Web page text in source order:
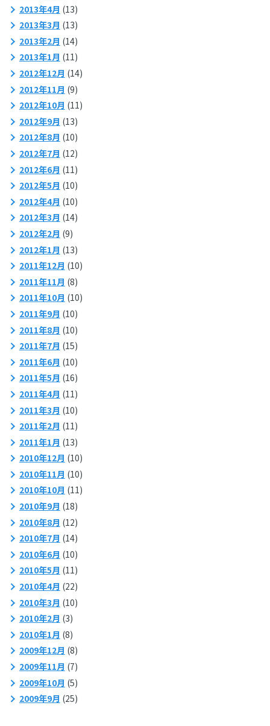
2013年4月 (13)
2013年3月 (13)
2013年2月 (14)
2013年1月 (11)
2012年12月 (14)
2012年11月 (9)
2012年10月 (11)
2012年9月 (13)
2012年8月 (10)
2012年7月 (12)
2012年6月 (11)
2012年5月 (10)
2012年4月 (10)
2012年3月 (14)
2012年2月 (9)
2012年1月 (13)
2011年12月 (10)
2011年11月 (8)
2011年10月 (10)
2011年9月 (10)
2011年8月 (10)
2011年7月 (15)
2011年6月 (10)
2011年5月 (16)
2011年4月 (11)
2011年3月 (10)
2011年2月 (11)
2011年1月 (13)
2010年12月 (10)
2010年11月 (10)
2010年10月 (11)
2010年9月 (18)
2010年8月 (12)
2010年7月 (14)
2010年6月 (10)
2010年5月 (11)
2010年4月 (22)
2010年3月 (10)
2010年2月 (3)
2010年1月 (8)
2009年12月 (8)
2009年11月 (7)
2009年10月 (5)
2009年9月 (25)